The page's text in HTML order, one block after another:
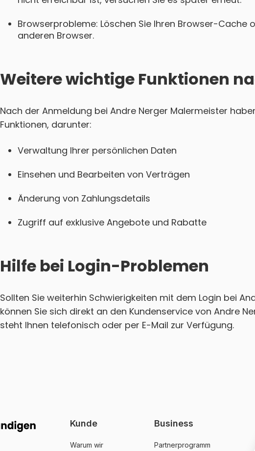
Browserprobleme: Löschen Sie Ihren Browser-Cache
anderen Browser.
Weitere wichtige Funktionen
Nach der Anmeldung bei Andre Nerger Malermeister
Funktionen, darunter:
Verwaltung Ihrer persönlichen Daten
Einsehen und Bearbeiten von Verträgen
Änderung von Zahlungsdetails
Zugriff auf exklusive Angebote und Rabatte
Hilfe bei Login-Problemen
Sollten Sie weiterhin Schwierigkeiten mit dem Login bei
können Sie sich direkt an den Kundenservice von Andre
steht Ihnen telefonisch oder per E-Mail zur Verfügung.
Kunde
Warum wir
Business
Partnerprogramm